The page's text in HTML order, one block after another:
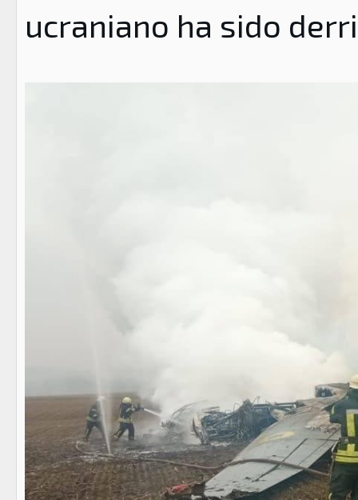
ucraniano ha sido